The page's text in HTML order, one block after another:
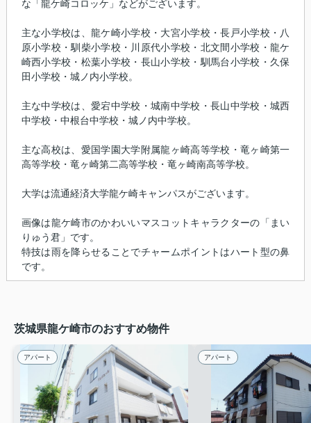
な「龍ケ崎コロッケ」などがございます。
主な小学校は、龍ケ崎小学校・大宮小学校・長戸小学校・八
原小学校・馴柴小学校・川原代小学校・北文間小学校・龍ケ
崎西小学校・松葉小学校・長山小学校・馴馬台小学校・久保
田小学校・城ノ内小学校。
主な中学校は、愛宕中学校・城南中学校・長山中学校・城西
中学校・中根台中学校・城ノ内中学校。
主な高校は、愛国学園大学附属龍ヶ崎高等学校・竜ヶ崎第一
高等学校・竜ヶ崎第二高等学校・竜ヶ崎南高等学校。
大学は流通経済大学龍ケ崎キャンパスがございます。
画像は龍ケ崎市のかわいいマスコットキャラクターの「まい
りゅう君」です。
特技は雨を降らせることでチャームポイントはハート型の鼻
です。
茨城県龍ケ崎市のおすすめ物件
アパート アパート